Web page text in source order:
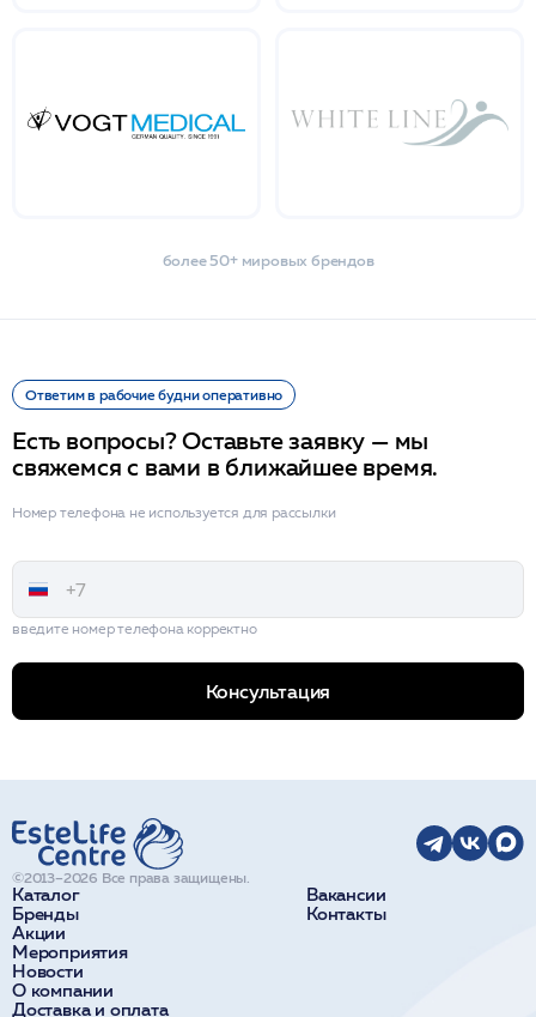
более 50+ мировых брендов
Ответим в рабочие будни оперативно
Есть вопросы? Оставьте заявку — мы
свяжемся с вами в ближайшее время.
Номер телефона не используется для рассылки
введите номер телефона корректно
Консультация
Каталог
Бренды
Акции
Мероприятия
Новости
О компании
Доставка и оплата
Вакансии
Контакты
©2013–2026 Все права защищены.